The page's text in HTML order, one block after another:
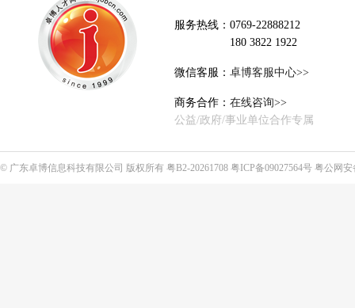
服务热线：0769-22888212
180 3822 1922
微信客服： 卓博客服中心>>
商务合作： 在线咨询>>
公益/政府/事业单位合作专属
© 广东卓博信息科技有限公司 版权所有 粤B2-20261708 粤ICP备09027564号 粤公网安